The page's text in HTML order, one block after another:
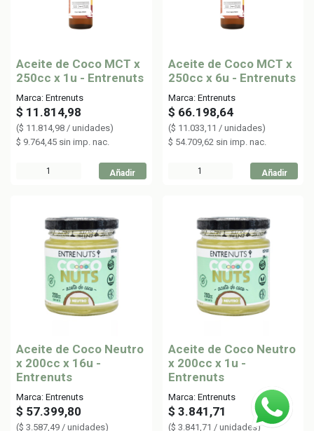
Aceite de Coco MCT x
250cc x 1u - Entrenuts
Marca: Entrenuts
$ 11.814,98
($ 11.814,98 / unidades)
$ 9.764,45 sin imp. nac.
Añadir
Aceite de Coco MCT x
250cc x 6u - Entrenuts
Marca: Entrenuts
$ 66.198,64
($ 11.033,11 / unidades)
$ 54.709,62 sin imp. nac.
Añadir
Aceite de Coco Neutro
x 200cc x 16u -
Entrenuts
Marca: Entrenuts
$ 57.399,80
($ 3.587,49 / unidades)
Aceite de Coco Neutro
x 200cc x 1u -
Entrenuts
Marca: Entrenuts
$ 3.841,71
($ 3.841,71 / unidades)